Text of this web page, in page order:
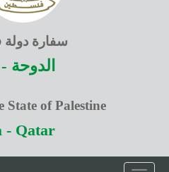
سفارة
الدوحة
State of Palestine
- Qatar